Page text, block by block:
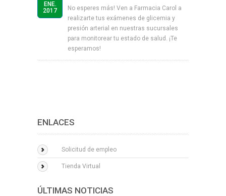
ENE.
2017
No esperes más! Ven a Farmacia Carol a
realizarte tus exámenes de glicemia y
presión arterial en nuestras sucursales
para monitorear tu estado de salud. ¡Te
esperamos!
ENLACES
Solicitud de empleo
Tienda Virtual
ÚLTIMAS NOTICIAS